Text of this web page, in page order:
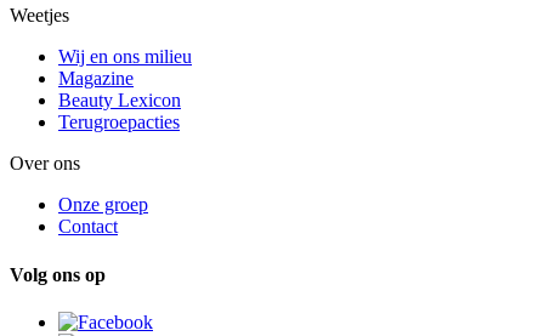
Weetjes
Wij en ons milieu
Magazine
Beauty Lexicon
Terugroepacties
Over ons
Onze groep
Contact
Volg ons op